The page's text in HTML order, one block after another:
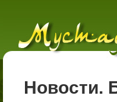
Новости.